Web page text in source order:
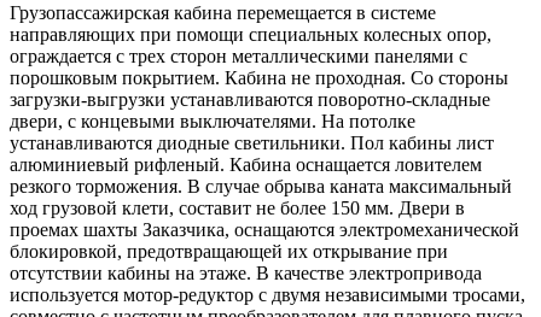
Грузопассажирская кабина перемещается в системе
направляющих при помощи специальных колесных опор,
ограждается с трех сторон металлическими панелями с
порошковым покрытием. Кабина не проходная. Со стороны
загрузки-выгрузки устанавливаются поворотно-складные
двери, с концевыми выключателями. На потолке
устанавливаются диодные светильники. Пол кабины лист
алюминиевый рифленый. Кабина оснащается ловителем
резкого торможения. В случае обрыва каната максимальный
ход грузовой клети, составит не более 150 мм. Двери в
проемах шахты Заказчика, оснащаются электромеханической
блокировкой, предотвращающей их открывание при
отсутствии кабины на этаже. В качестве электропривода
используется мотор-редуктор с двумя независимыми тросами,